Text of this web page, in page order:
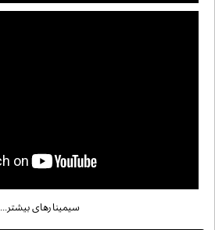
سیمینارهای بیشتر...